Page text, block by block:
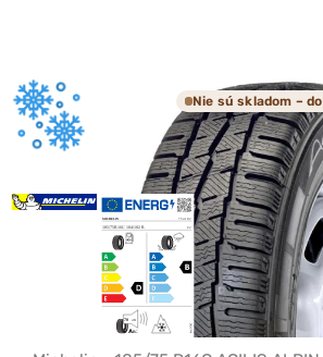
Nie sú skladom –